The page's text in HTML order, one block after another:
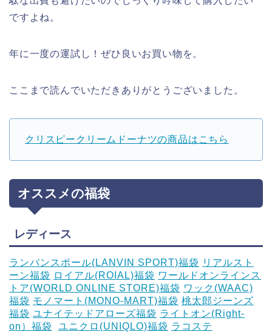
ですよね。
年に一度の運試し！ぜひ良いお買い物を。
ここまで読んでいただきありがとうございました。
クリスピークリームドーナツの商品はこちら
オススメの福袋
レディース
ランバンスポール(LANVIN SPORT)福袋 リアルスト
ーン福袋 ロイアル(ROIAL)福袋 ワールドオンラインス
トア(WORLD ONLINE STORE)福袋 ワック(WAAC)
福袋 モノマート(MONO-MART)福袋 桃太郎ジーンズ
福袋 ユナイテッドアローズ福袋 ライトオン(Right-
on）福袋
ユニクロ(UNIQLO)福袋 ラコステ